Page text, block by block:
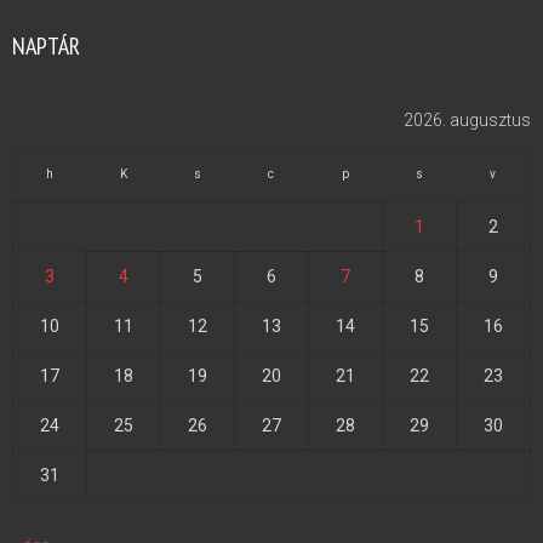
NAPTÁR
2026. augusztus
h K s c p s v
1 2
3 4 5 6 7 8 9
10 11 12 13 14 15 16
17 18 19 20 21 22 23
24 25 26 27 28 29 30
31